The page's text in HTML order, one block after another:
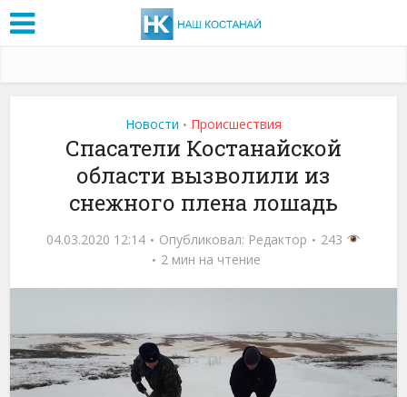
Новости • Проиcшествия
Спасатели Костанайской
области вызволили из
снежного плена лошадь
04.03.2020 12:14 Опубликовал: Редактор
243
2 мин на чтение